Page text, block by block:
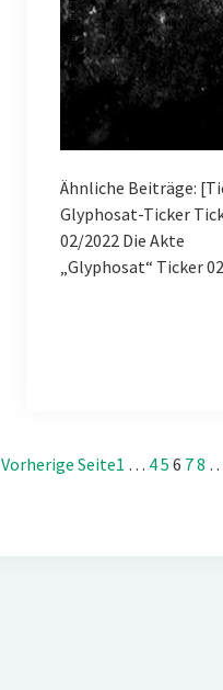
Ähnliche Beiträge:
Glyphosat-Ticker
02/2022 Die Akte
„Glyphosat“ Ticker
Vorherige Seite1 … 45 6 78